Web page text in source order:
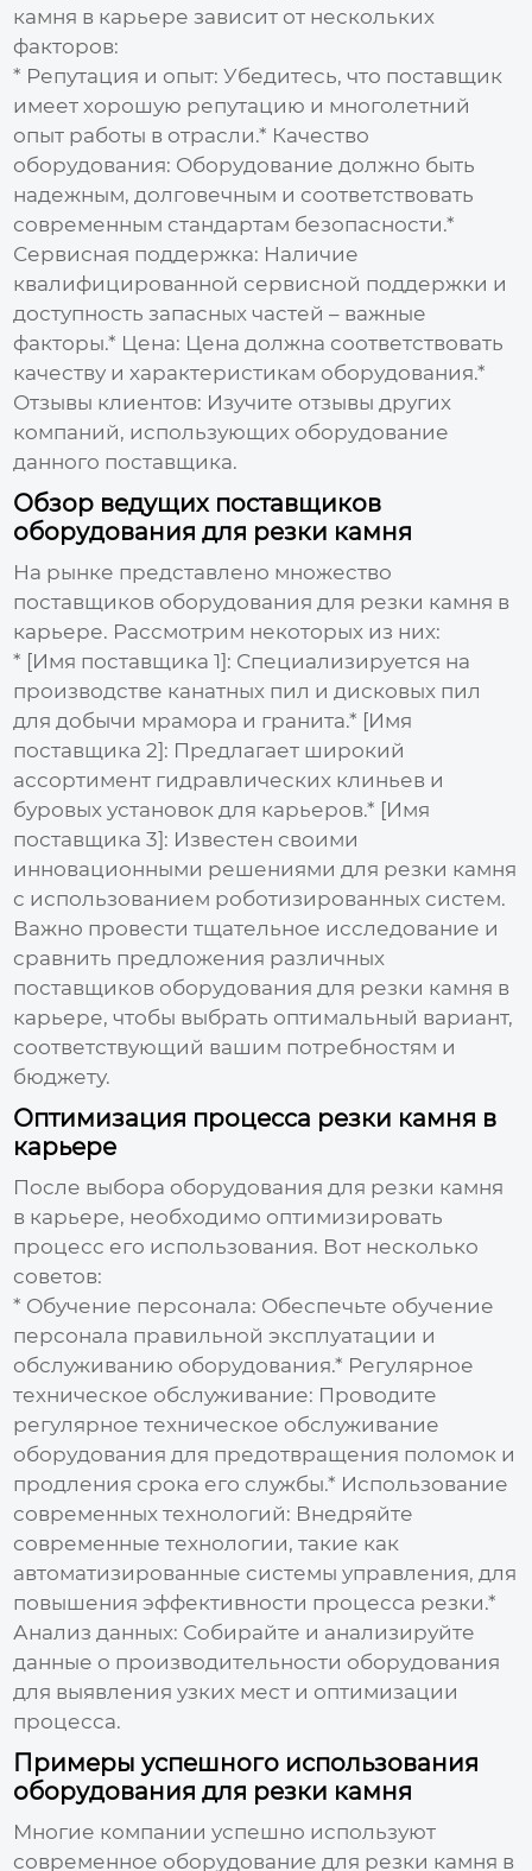
камня в карьере зависит от нескольких
факторов:
* Репутация и опыт: Убедитесь, что поставщик
имеет хорошую репутацию и многолетний
опыт работы в отрасли.* Качество
оборудования: Оборудование должно быть
надежным, долговечным и соответствовать
современным стандартам безопасности.*
Сервисная поддержка: Наличие
квалифицированной сервисной поддержки и
доступность запасных частей – важные
факторы.* Цена: Цена должна соответствовать
качеству и характеристикам оборудования.*
Отзывы клиентов: Изучите отзывы других
компаний, использующих оборудование
данного поставщика.
Обзор ведущих поставщиков
оборудования для резки камня
На рынке представлено множество
поставщиков оборудования для резки камня в
карьере. Рассмотрим некоторых из них:
* [Имя поставщика 1]: Специализируется на
производстве канатных пил и дисковых пил
для добычи мрамора и гранита.* [Имя
поставщика 2]: Предлагает широкий
ассортимент гидравлических клиньев и
буровых установок для карьеров.* [Имя
поставщика 3]: Известен своими
инновационными решениями для резки камня
с использованием роботизированных систем.
Важно провести тщательное исследование и
сравнить предложения различных
поставщиков оборудования для резки камня в
карьере, чтобы выбрать оптимальный вариант,
соответствующий вашим потребностям и
бюджету.
Оптимизация процесса резки камня в
карьере
После выбора оборудования для резки камня
в карьере, необходимо оптимизировать
процесс его использования. Вот несколько
советов:
* Обучение персонала: Обеспечьте обучение
персонала правильной эксплуатации и
обслуживанию оборудования.* Регулярное
техническое обслуживание: Проводите
регулярное техническое обслуживание
оборудования для предотвращения поломок и
продления срока его службы.* Использование
современных технологий: Внедряйте
современные технологии, такие как
автоматизированные системы управления, для
повышения эффективности процесса резки.*
Анализ данных: Собирайте и анализируйте
данные о производительности оборудования
для выявления узких мест и оптимизации
процесса.
Примеры успешного использования
оборудования для резки камня
Многие компании успешно используют
современное оборудование для резки камня в